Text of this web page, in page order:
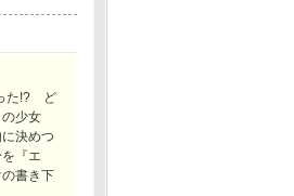
た!? ど
少女
決めつ
『エ
書き下